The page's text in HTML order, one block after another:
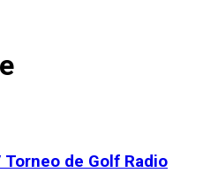
de Golf Radio